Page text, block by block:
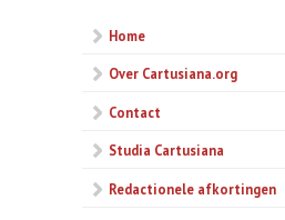
Home
Over Cartusiana.org
Contact
Studia Cartusiana
Redactionele afkortingen